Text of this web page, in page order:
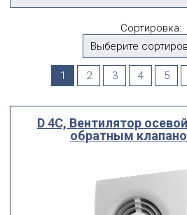
Производитель
Выберите...
Диаметр
Сортировка:
Выберите
1 2 3 4 5
D 4C, Вентилятор
обратным